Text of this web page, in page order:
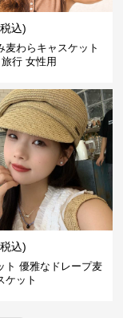
込)
麦わらキャスケット
行 女性用
込)
ト 優雅なドレープ麦
ケット